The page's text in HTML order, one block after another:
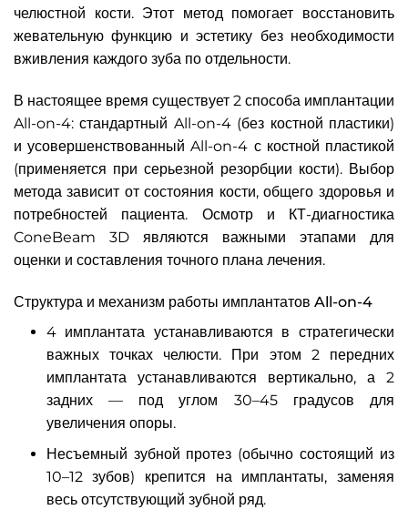
челюстной кости. Этот метод помогает восстановить
жевательную функцию и эстетику без необходимости
вживления каждого зуба по отдельности.
В настоящее время существует 2 способа имплантации
All-on-4: стандартный All-on-4 (без костной пластики)
и усовершенствованный All-on-4 с костной пластикой
(применяется при серьезной резорбции кости). Выбор
метода зависит от состояния кости, общего здоровья и
потребностей пациента. Осмотр и КТ-диагностика
ConeBeam 3D являются важными этапами для
оценки и составления точного плана лечения.
Структура и механизм работы имплантатов All-on-4
4 имплантата устанавливаются в стратегически
важных точках челюсти. При этом 2 передних
имплантата устанавливаются вертикально, а 2
задних — под углом 30–45 градусов для
увеличения опоры.
Несъемный зубной протез (обычно состоящий из
10–12 зубов) крепится на имплантаты, заменяя
весь отсутствующий зубной ряд.